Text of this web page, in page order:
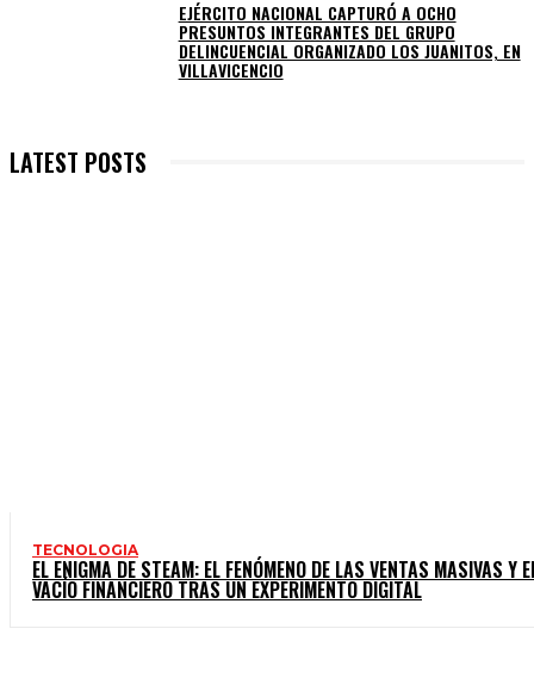
EJÉRCITO NACIONAL CAPTURÓ A OCHO
PRESUNTOS INTEGRANTES DEL GRUPO
DELINCUENCIAL ORGANIZADO LOS JUANITOS, EN
VILLAVICENCIO
LATEST POSTS
TECNOLOGIA
EL ENIGMA DE STEAM: EL FENÓMENO DE LAS VENTAS MASIVAS Y
VACÍO FINANCIERO TRAS UN EXPERIMENTO DIGITAL